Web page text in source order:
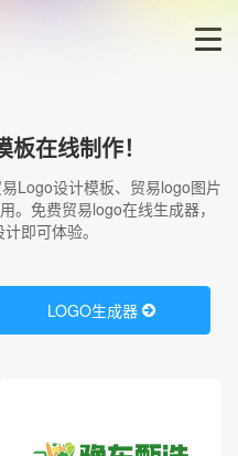
器→
板
在线制作！
Logo设计模板、贸易logo图片
。免费贸易logo在线生成器，
即可体验。
LOGO生成器